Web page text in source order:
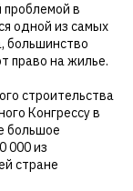
в
одной из самых
большинство
право на жилье.
строительства
Конгрессу в
большое
000 из
стране